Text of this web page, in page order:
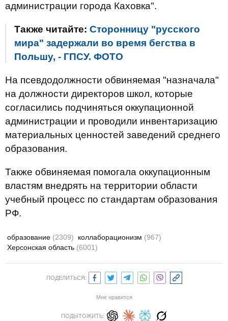
администрации города Каховка".
Также читайте: Сторонницу "русского
мира" задержали во время бегства в
Польшу, - ГПСУ. ФОТО
На псевдодолжности обвиняемая "назначала"
на должности директоров школ, которые
согласились подчиняться оккупационной
администрации и проводили инвентаризацию
материальных ценностей заведений среднего
образования.
Также обвиняемая помогала оккупационным
властям внедрять на территории области
учебный процесс по стандартам образования
РФ.
образование (2309) коллаборационизм (967)
Херсонская область (6001)
ПОДЕЛИТЬСЯ:
Мне нравится
ПОДЫТОЖИТЬ: